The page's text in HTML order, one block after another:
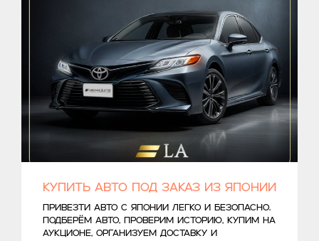
Купить авто под заказ из Японии
Привезти авто с Японии легко и безопасно.
Подберём авто, проверим историю, купим на
аукционе, организуем доставку и